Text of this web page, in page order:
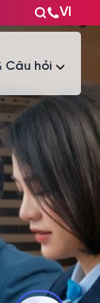
VI
Câu hỏi